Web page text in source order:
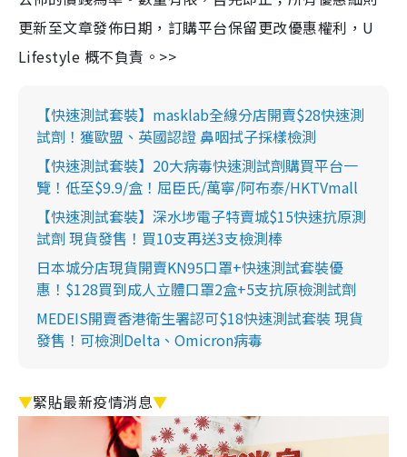
更新至文章發佈日期，訂購平台保留更改優惠權利，U
Lifestyle 概不負責。>>
【快速測試套裝】masklab全線分店開賣$28快速測
試劑！獲歐盟、英國認證 鼻咽拭子採樣檢測
【快速測試套裝】20大病毒快速測試劑購買平台一
覽！低至$9.9/盒！屈臣氏/萬寧/阿布泰/HKTVmall
【快速測試套裝】深水埗電子特賣城$15快速抗原測
試劑 現貨發售！買10支再送3支檢測棒
日本城分店現貨開賣KN95口罩+快速測試套裝優
惠！$128買到成人立體口罩2盒+5支抗原檢測試劑
MEDEIS開賣香港衛生署認可$18快速測試套裝 現貨
發售！可檢測Delta、Omicron病毒
▼緊貼最新疫情消息▼